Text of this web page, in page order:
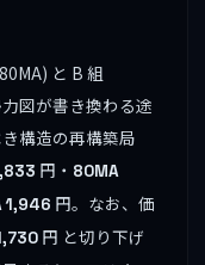
と B 組
図が書き換わる途
構造の再構築局
円・ 80MA
1,946 円。なお、価
円 と切り下げ